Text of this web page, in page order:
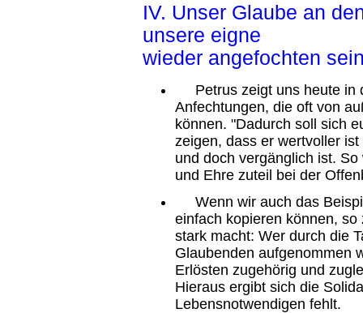
IV. Unser Glaube an
unsere eigne
wieder angefochten
Petrus zeigt uns heute in
Anfechtungen, die oft von
können. "Dadurch soll sich
zeigen, dass er wertvoller
und doch vergänglich ist.
und Ehre zuteil bei der
Wenn wir auch das
einfach kopieren können,
stark macht: Wer durch die
Glaubenden aufgenommen
Erlösten zugehörig und
Hieraus ergibt sich die
Lebensnotwendigen fehlt.